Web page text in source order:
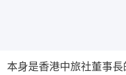
本身是香港中旅社董事